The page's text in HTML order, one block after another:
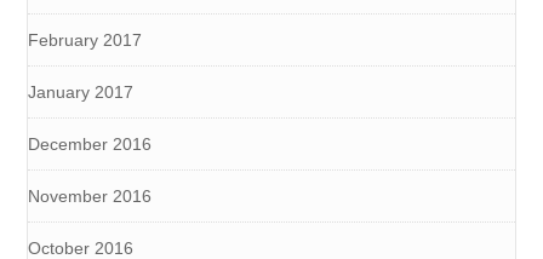
February 2017
January 2017
December 2016
November 2016
October 2016